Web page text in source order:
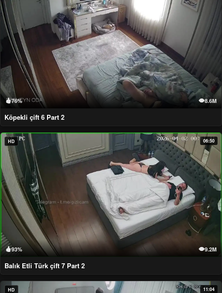
76% 8.6M
Köpekli çift 6 Part 2
HD 06:50
93% 9.2M
Balık Etli Türk çift 7 Part 2
HD 11:04